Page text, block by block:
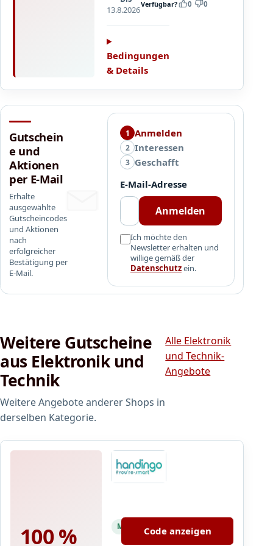
L
i
m
i
t
i
t
e
b
e
n
mit
Ventilatoren
bekommt
man
Abhilfe
heißen
Tage
des
Jahres
13.8.2026
Bedingungen
& Details
Verfügbar? 0 0
Gutschein
e und
Aktionen
per E-Mail
Erhalte
ausgewählte
Gutscheincodes
und Aktionen
nach
erfolgreicher
Bestätigung per
E-Mail.
1 Anmelden
2 Interessen
3 Geschafft
E-Mail-Adresse
Anmelden
Ich möchte den
Newsletter erhalten und
willige gemäß der
Datenschutzein.
Weitere Gutscheine
aus Elektronik und
Technik
Weitere Angebote anderer Shops in
derselben Kategorie.
Alle Elektronik
und Technik-
Angebote
100 %
0
%
Mit 100 % einlösbar
Code anzeigen